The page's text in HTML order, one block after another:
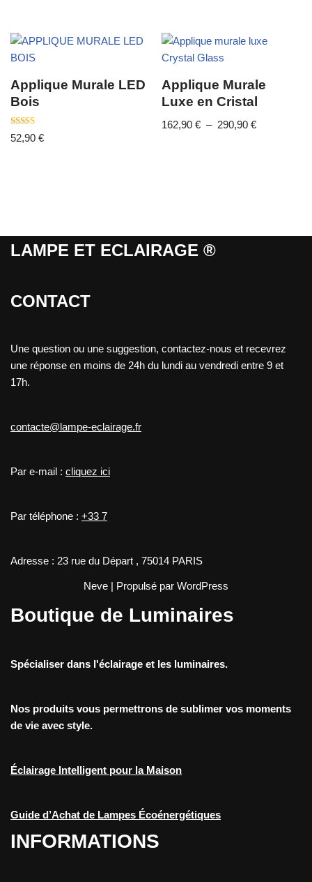
Applique Murale LED
Bois
Note
4.50
52,90 €
Applique Murale
Luxe en Cristal
162,90€ – 290,90€
LAMPE ET ECLAIRAGE ®
CONTACT
Une question ou une suggestion, contactez-nous et recevrez
une réponse en moins de 24h du lundi au vendredi entre 9 et
17h.
contacte@lampe-eclairage.fr
Par e-mail : cliquez ici
Par téléphone : +33 7
Adresse : 23 rue du Départ , 75014 PARIS
Neve | Propulsé par WordPress
Boutique de Luminaires
Spécialiser dans l'éclairage et les luminaires.
Nos produits vous permettrons de sublimer vos moments
de vie avec style.
Éclairage Intelligent pour la Maison
Guide d’Achat de Lampes Écoénergétiques
INFORMATIONS